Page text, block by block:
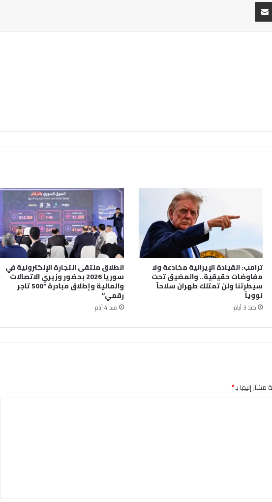
ترامب: القيادة الإيرانية مخادعة ولا
مفاوضات حقيقية.. والمضيق تحت
سيطرتنا ولن تمتلك طهران سلاحاً
نووياً
منذ 3 أيام
انطلاق ملتقى التجارة الإلكترونية في
سوريا 2026 بحضور وزيري الاتصالات
والمالية وإطلاق مبادرة “500 تاجر
رقمي”
منذ 4 أيام
مشار إليها بـ*